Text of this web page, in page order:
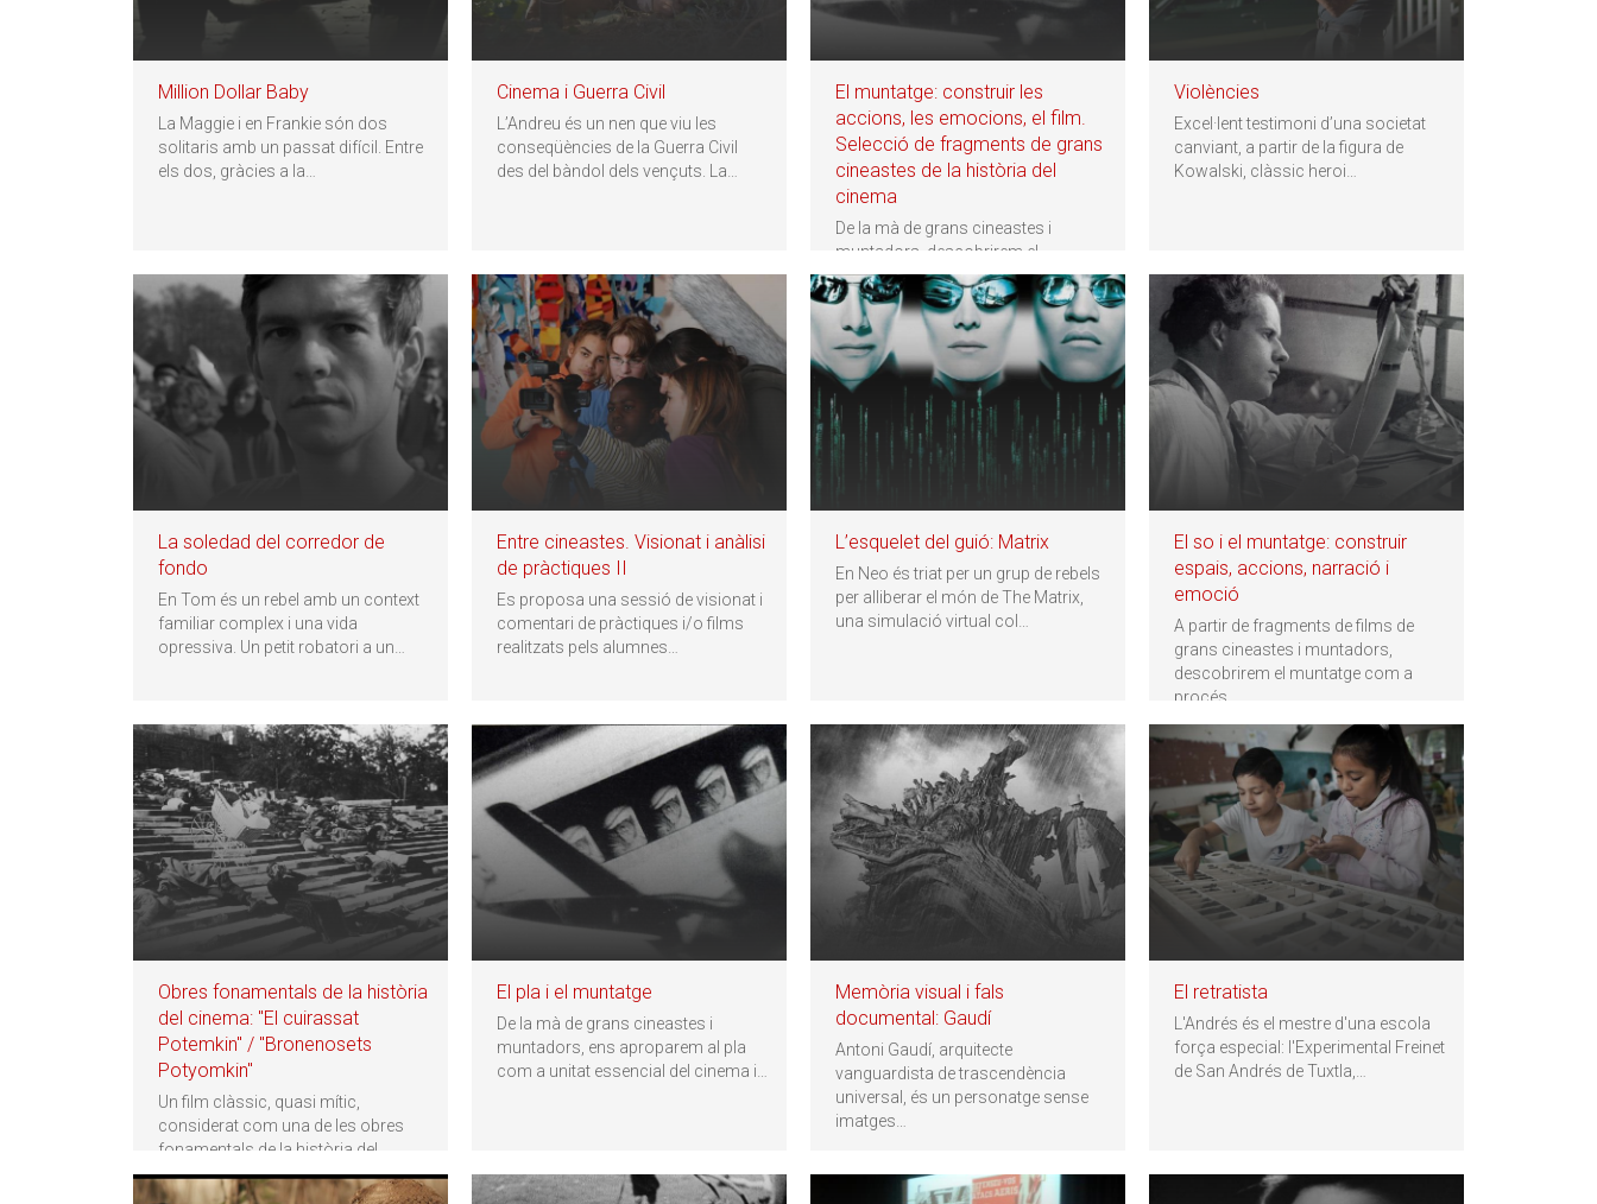
Million Dollar Baby
La Maggie i en Frankie són dos
solitaris amb un passat difícil. Entre
els dos, gràcies a la
Cinema i Guerra Civil
L’Andreu és un nen que viu les
conseqüències de la Guerra Civil
des del bàndol dels vençuts. La
El muntatge: construir les
accions, les emocions, el film.
Selecció de fragments de grans
cineastes de la història del
cinema
De la mà de grans cineastes i
muntadors, descobrirem el
muntatge com a procés creatiu
decisiu en la…
Violències
Excel·lent testimoni d’una societat
canviant, a partir de la figura de
Kowalski, clàssic heroi
La soledad del corredor de
fondo
En Tom és un rebel amb un context
familiar complex i una vida
opressiva. Un petit robatori a un
Entre cineastes. Visionat i anàlisi
de pràctiques II
Es proposa una sessió de visionat i
comentari de pràctiques i/o films
realitzats pels alumnes
L’esquelet del guió: Matrix
En Neo és triat per un grup de rebels
per alliberar el món de The Matrix,
una simulació virtual col
El so i el muntatge: construir
espais, accions, narració i
emoció
A partir de fragments de films de
grans cineastes i muntadors,
descobrirem el muntatge com a
procés
Obres fonamentals de la història
del cinema: "El cuirassat
Potemkin" / "Bronenosets
Potyomkin"
Un film clàssic, quasi mític,
considerat com una de les obres
fonamentals de la història del
cinema…
El pla i el muntatge
De la mà de grans cineastes i
muntadors, ens aproparem al pla
com a unitat essencial del cinema i
Memòria visual i fals
documental: Gaudí
Antoni Gaudí, arquitecte
vanguardista de trascendència
universal, és un personatge sense
imatges
El retratista
L'Andrés és el mestre d'una escola
força especial: l'Experimental Freinet
de San Andrés de Tuxtla,